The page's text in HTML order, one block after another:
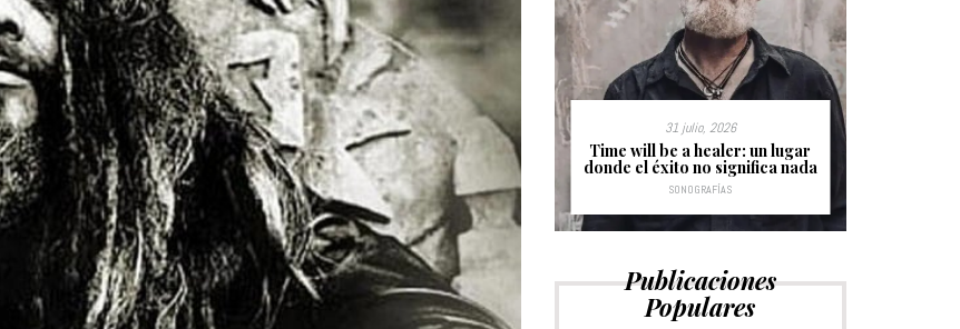
24 julio, 2026
A 1000 Times: El sonido de la
repetición
SONOGRAFÍAS
1 agosto, 2026
Santa Fe: pecadores sin
nombre
MÚSICA
31 julio, 2026
Time will be a healer: un lugar
donde el éxito no significa nada
SONOGRAFÍAS
Publicaciones
Populares